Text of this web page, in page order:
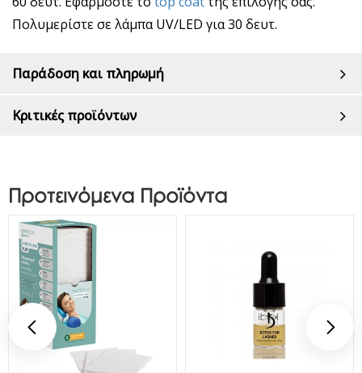
Πολυμερίστε σε λάμπα UV/LED για 30 δευτ.
Παράδοση και πληρωμή
Κριτικές προϊόντων
Προτεινόμενα Προϊόντα